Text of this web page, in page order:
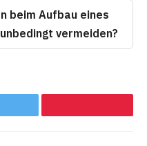
beim Aufbau eines
vermeiden?
Pinterest